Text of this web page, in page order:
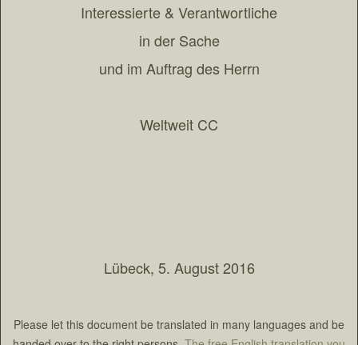
Interessierte & Verantwortliche
in der Sache
und im Auftrag des Herrn
Weltweit CC
Lübeck, 5. August 2016
Please let this document be translated in many languages and be